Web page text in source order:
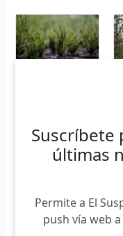
Suscríbete
últimas
Permite a El
push vía web
Sergio Graf Montero,
que ha sido
plagas forestales, el